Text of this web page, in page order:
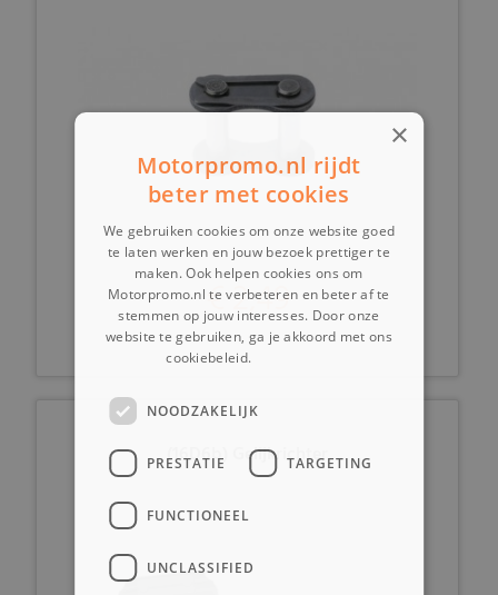
€ 2,49
(16D6b) Gelijkrichter
×
Motorpromo.nl rijdt
beter met cookies
We gebruiken cookies om onze website goed
te laten werken en jouw bezoek prettiger te
maken. Ook helpen cookies ons om
Motorpromo.nl te verbeteren en beter af te
stemmen op jouw interesses. Door onze
website te gebruiken, ga je akkoord met ons
cookiebeleid.
NOODZAKELIJK
PRESTATIE TARGETING
FUNCTIONEEL
UNCLASSIFIED